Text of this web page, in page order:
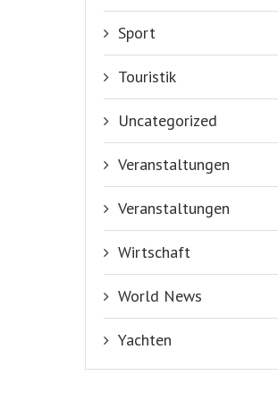
Sport
Touristik
Uncategorized
Veranstaltungen
Veranstaltungen
Wirtschaft
World News
Yachten